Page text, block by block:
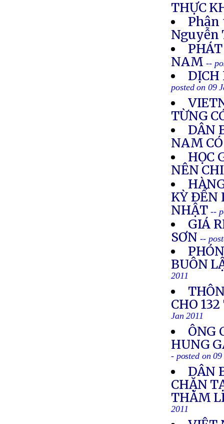
THỰC
Phân
Nguyễn
NAM--
DỊCH
posted on 09
TỪNG
DÂN
NAM
HỌC
NÊN
KỲ ÐẾN
NHẬT--
GIÁ
SƠN--
BUÔN
2011
CHO
Jan 2011
ÔNG
HUNG
- posted on
DÂN
CHẶN
THĂM
2011